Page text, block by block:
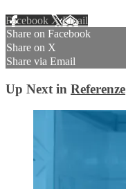
Facebook XEmail
Share on Facebook
Share on X
Share via Email
Up Next in Referenze